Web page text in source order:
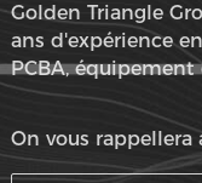
Golden Triangle
ans d'expérience
PCBA,
des composants et
On vous rappellera